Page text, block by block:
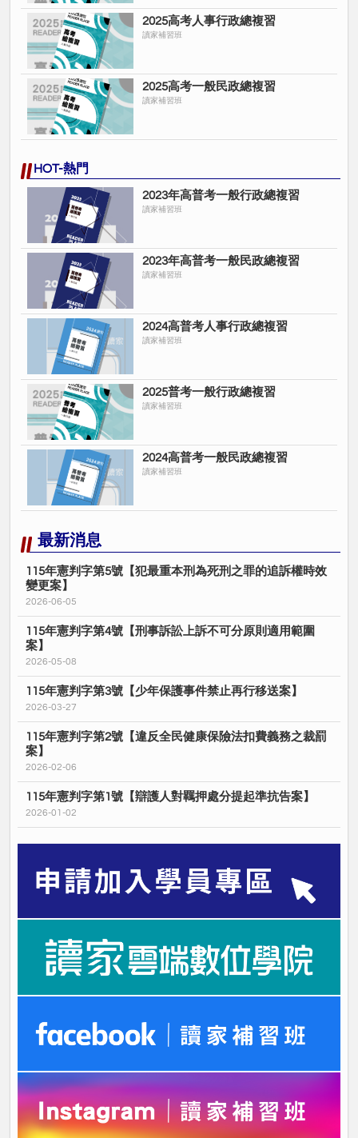
2025高考人事行政總複習
讀家補習班
2025高考一般民政總複習
讀家補習班
HOT-熱門
2023年高普考一般行政總複習
讀家補習班
2023年高普考一般民政總複習
讀家補習班
2024高普考人事行政總複習
讀家補習班
2025普考一般行政總複習
讀家補習班
2024高普考一般民政總複習
讀家補習班
最新消息
115年憲判字第5號【犯最重本刑為死刑之罪的追訴權時效
變更案】
2026-06-05
115年憲判字第4號【刑事訴訟上訴不可分原則適用範圍
案】
2026-05-08
115年憲判字第3號【少年保護事件禁止再行移送案】
2026-03-27
115年憲判字第2號【違反全民健康保險法扣費義務之裁罰
案】
2026-02-06
115年憲判字第1號【辯護人對羈押處分提起準抗告案】
2026-01-02